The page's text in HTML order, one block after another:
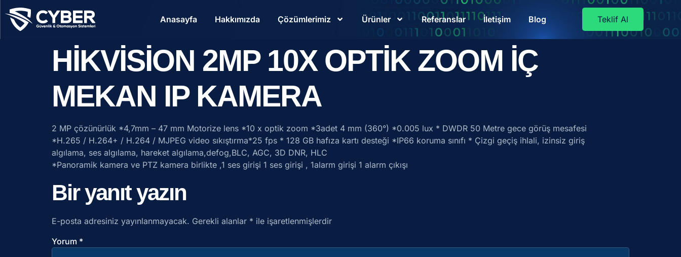
Anasayfa Hakkımızda Çözümlerimiz Ürünler Referanslar İletişim Blog Teklif Al
HİKVİSİON 2MP 10X OPTİK ZOOM İÇ
MEKAN IP KAMERA
2 MP çözünürlük *4,7mm – 47 mm Motorize lens *10 x optik zoom *3adet 4 mm (360°) *0.005 lux * DWDR 50 Metre gece görüş mesafesi
*H.265 / H.264+ / H.264 / MJPEG video sıkıştırma*25 fps * 128 GB hafıza kartı desteği *IP66 koruma sınıfı * Çizgi geçiş ihlali, izinsiz giriş
algılama, ses algılama, hareket algılama,defog,BLC, AGC, 3D DNR, HLC
*Panoramik kamera ve PTZ kamera birlikte ,1 ses girişi 1 ses girişi , 1alarm girişi 1 alarm çıkışı
Bir yanıt yazın
E-posta adresiniz yayınlanmayacak. Gerekli alanlar * ile işaretlenmişlerdir
Yorum *